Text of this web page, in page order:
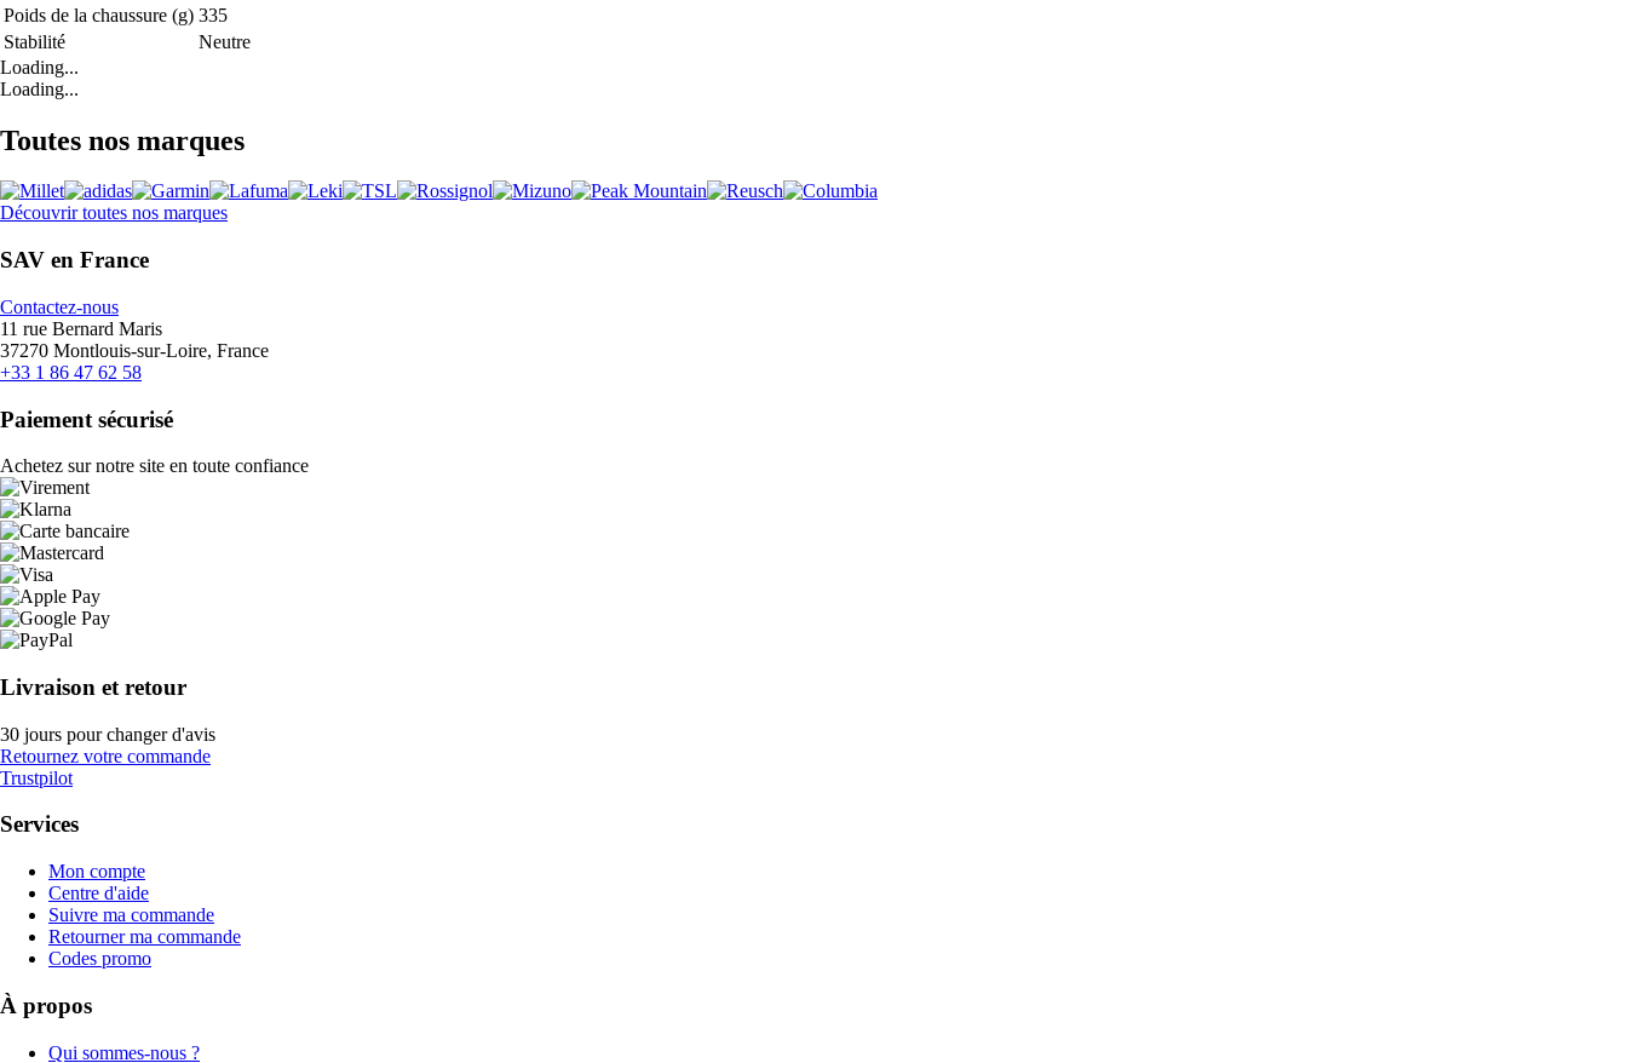
Poids de la chaussure (g) 335
Stabilité
Neutre
Loading...
Loading...
Toutes nos marques
Découvrir toutes nos marques
SAV en France
Contactez-nous
11 rue Bernard Maris
37270 Montlouis-sur-Loire, France
+33 1 86 47 62 58
Paiement sécurisé
Achetez sur notre site en toute confiance
Livraison et retour
30 jours pour changer d'avis
Retournez votre commande
Trustpilot
Services
Mon compte
Centre d'aide
Suivre ma commande
Retourner ma commande
Codes promo
À propos
Qui sommes-nous ?